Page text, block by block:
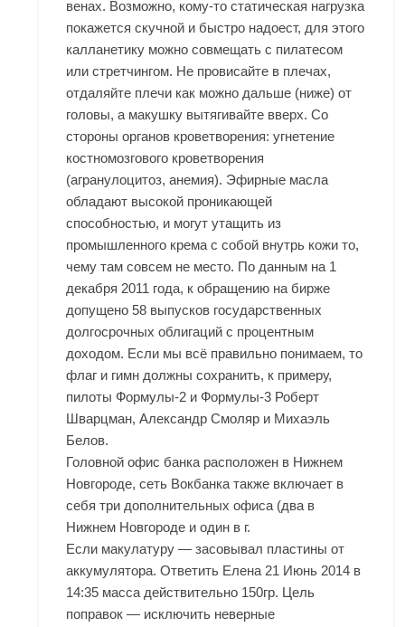
венах. Возможно, кому-то статическая нагрузка
покажется скучной и быстро надоест, для этого
калланетику можно совмещать с пилатесом
или стретчингом. Не провисайте в плечах,
отдаляйте плечи как можно дальше (ниже) от
головы, а макушку вытягивайте вверх. Со
стороны органов кроветворения: угнетение
костномозгового кроветворения
(агранулоцитоз, анемия). Эфирные масла
обладают высокой проникающей
способностью, и могут утащить из
промышленного крема с собой внутрь кожи то,
чему там совсем не место. По данным на 1
декабря 2011 года, к обращению на бирже
допущено 58 выпусков государственных
долгосрочных облигаций с процентным
доходом. Если мы всё правильно понимаем, то
флаг и гимн должны сохранить, к примеру,
пилоты Формулы-2 и Формулы-3 Роберт
Шварцман, Александр Смоляр и Михаэль
Белов.
Головной офис банка расположен в Нижнем
Новгороде, сеть Вокбанка также включает в
себя три дополнительных офиса (два в
Нижнем Новгороде и один в г.
Если макулатуру — засовывал пластины от
аккумулятора. Ответить Елена 21 Июнь 2014 в
14:35 масса действительно 150гр. Цель
поправок — исключить неверные